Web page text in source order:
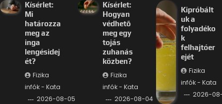
Kísérlet:
Mi
határozza
meg az
inga
lengésidej
ét?
Fizika
infók - Kata
2026-08-05
Kísérlet:
Hogyan
védhető
meg egy
tojás
zuhanás
közben?
Fizika
infók - Kata
2026-08-04
Kipróbált
uk a
folyadéko
k
felhajtóer
ejét
Fizika
infók - Kata
2026-